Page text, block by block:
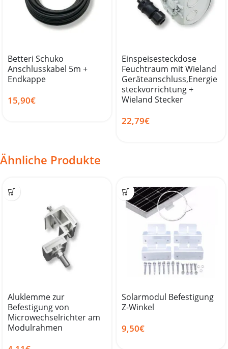
Betteri Schuko
Anschlusskabel 5m +
Endkappe
15,90€
Einspeisesteckdose
Feuchtraum mit Wieland
Geräteanschluss,Energie
steckvorrichtung +
Wieland Stecker
22,79€
Ähnliche Produkte
Aluklemme zur
Befestigung von
Microwechselrichter am
Modulrahmen
Solarmodul Befestigung
Z-Winkel
9,50€